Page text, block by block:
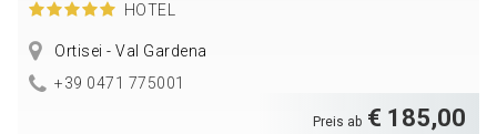
HOTEL
Ortisei - Val Gardena
+39 0471 775001
Preis ab € 185,00